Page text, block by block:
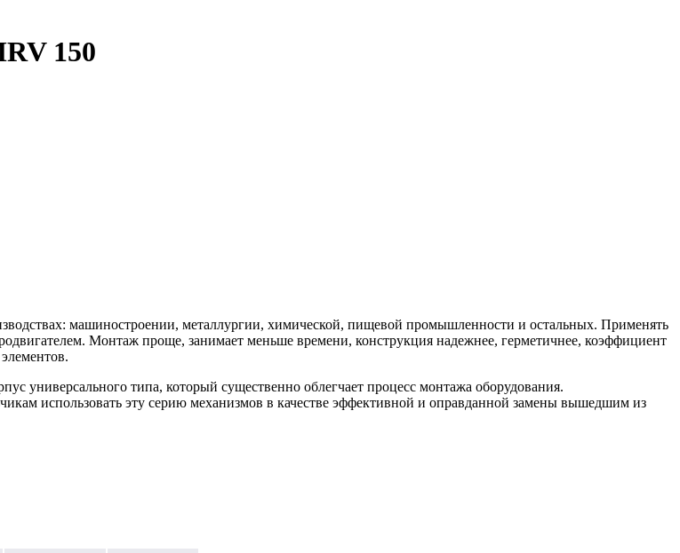
150
машиностроении, металлургии, химической, пищевой промышленности и остальных. Применять
Монтаж проще, занимает меньше времени, конструкция надежнее, герметичнее, коэффициент
универсального типа, который существенно облегчает процесс монтажа оборудования.
использовать эту серию механизмов в качестве эффективной и оправданной замены вышедшим из